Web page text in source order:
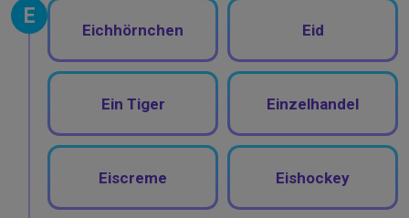
E
Eichhörnchen Eid
Ein Tiger Einzelhandel
Eiscreme Eishockey